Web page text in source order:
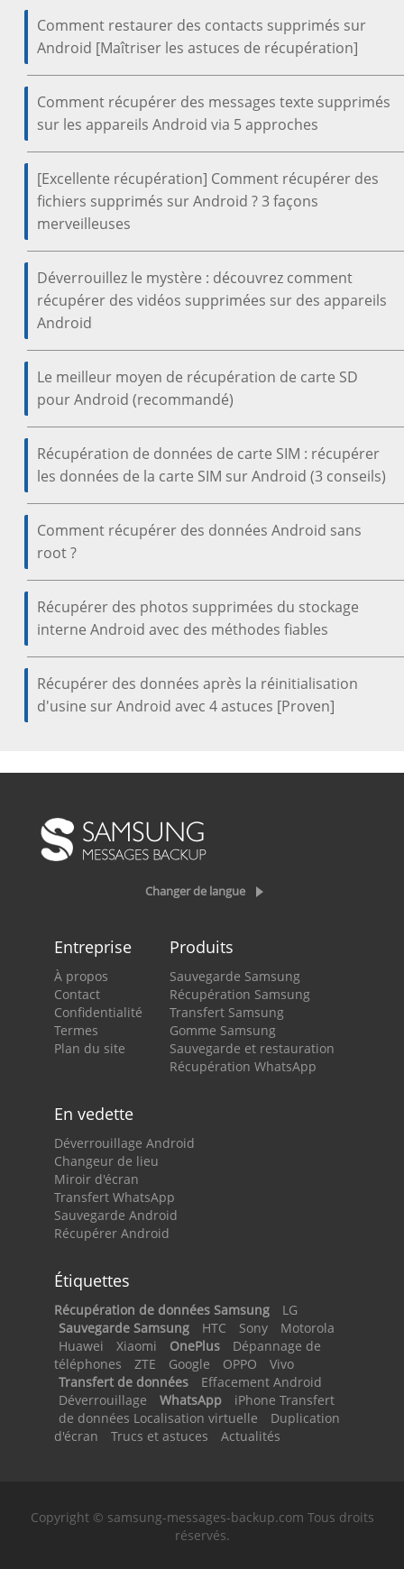
Comment restaurer des contacts supprimés sur
Android [Maîtriser les astuces de récupération]
Comment récupérer des messages texte supprimés
sur les appareils Android via 5 approches
[Excellente récupération] Comment récupérer des
fichiers supprimés sur Android ? 3 façons
merveilleuses
Déverrouillez le mystère : découvrez comment
récupérer des vidéos supprimées sur des appareils
Android
Le meilleur moyen de récupération de carte SD
pour Android (recommandé)
Récupération de données de carte SIM : récupérer
les données de la carte SIM sur Android (3 conseils)
Comment récupérer des données Android sans
root ?
Récupérer des photos supprimées du stockage
interne Android avec des méthodes fiables
Récupérer des données après la réinitialisation
d'usine sur Android avec 4 astuces [Proven]
Changer de langue
Entreprise
À propos
Contact
Confidentialité
Termes
Plan du site
Produits
Sauvegarde Samsung
Récupération Samsung
Transfert Samsung
Gomme Samsung
Sauvegarde et restauration
Récupération WhatsApp
En vedette
Déverrouillage Android
Changeur de lieu
Miroir d'écran
Transfert WhatsApp
Sauvegarde Android
Récupérer Android
Étiquettes
Récupération de données Samsung
LG
Sauvegarde Samsung
HTC Sony
Motorola
Huawei
Xiaomi OnePlus
Dépannage de
téléphones
ZTE Google OPPO
Vivo
Transfert de données
Effacement Android
Déverrouillage
WhatsApp
iPhone Transfert
de données Localisation virtuelle
Duplication
d'écran
Trucs et astuces Actualités
Copyright © samsung-messages-backup.com Tous droits
réservés.